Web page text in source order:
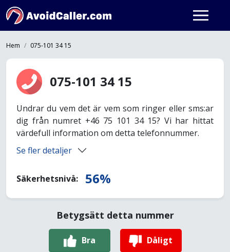
Hem 075-101 34 15
075-101 34 15
Undrar du vem det är vem som ringer eller sms:ar
dig från numret +46 75 101 34 15? Vi har hittat
värdefull information om detta telefonnummer.
Se fler detaljer
Säkerhetsnivå: 56%
Betygsätt detta nummer
Bra Dåligt